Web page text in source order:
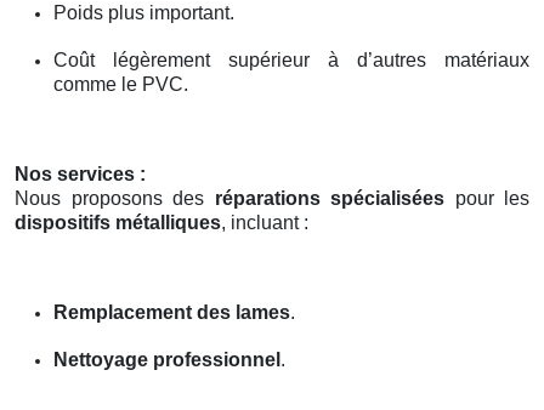
Poids plus important.
Coût légèrement supérieur à d’autres matériaux
comme le PVC.
Nos services :
Nous proposons des réparations spécialisées pour les
dispositifs métalliques, incluant :
Remplacement des lames.
Nettoyage professionnel .